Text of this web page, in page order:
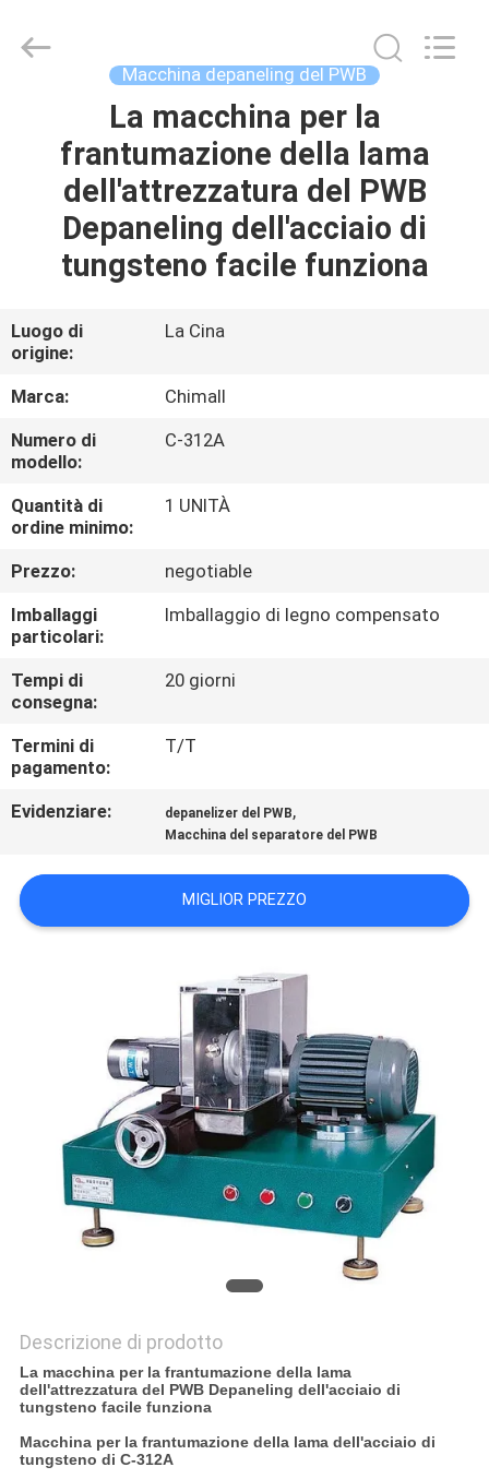
PRODOTTI
CIRCA
GIRO
DELLA
FABBRICA
CONTROLLO
DI
QUALITÀ
CONTATTICI
RICHIEDA
UNA
DEL
SITO
Technology
Macchina depaneling del PWB
La macchina per la
frantumazione della lama
dell'attrezzatura del PWB
Depaneling dell'acciaio di
tungsteno facile funziona
Luogo di
origine:
La Cina
Marca:
Chimall
Numero di
modello:
C-312A
Quantità di
ordine minimo:
1 UNITÀ
Prezzo:
negotiable
Imballaggi
particolari:
Imballaggio di legno compensato
Tempi di
consegna:
20 giorni
Termini di
pagamento:
T/T
Evidenziare: depanelizer del PWB,
Macchina del separatore del PWB
MIGLIOR PREZZO
Descrizione di prodotto
La macchina per la frantumazione della lama
dell'attrezzatura del PWB Depaneling dell'acciaio di
tungsteno facile funziona
Macchina per la frantumazione della lama dell'acciaio di
tungsteno di C-312A